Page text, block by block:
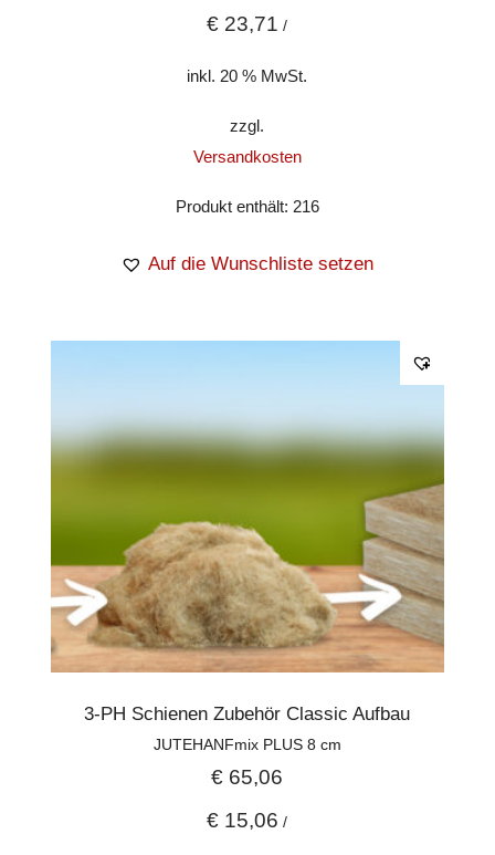
€ 23,71 /
inkl. 20 % MwSt.
zzgl.
Versandkosten
Produkt enthält: 216
Auf die Wunschliste setzen
3-PH Schienen Zubehör Classic Aufbau
JUTEHANFmix PLUS 8 cm
€ 65,06
€ 15,06 /